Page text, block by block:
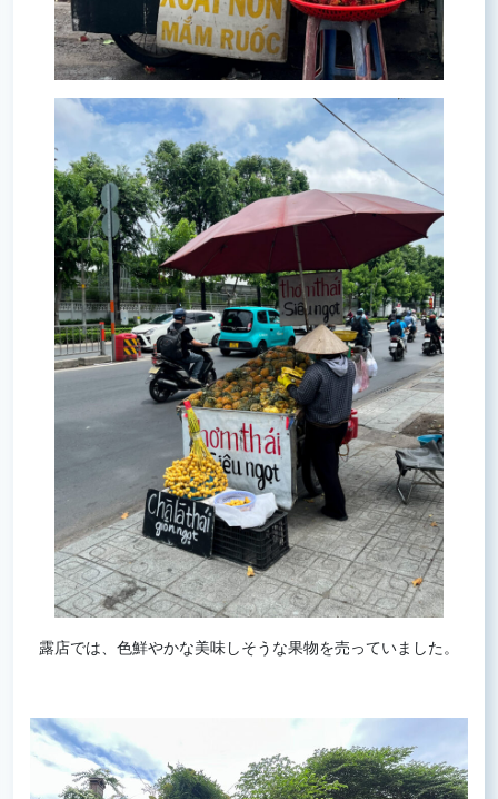
露店では、色鮮やかな美味しそうな果物を売っていました。